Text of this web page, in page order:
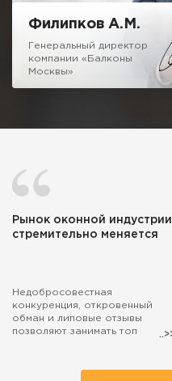
Филипков А.М.
Генеральный директор
компании «Балконы
Москвы»
Рынок оконной индустрии
стремительно меняется
Недобросовестная
конкуренция, откровенный
обман и липовые отзывы
позволяют занимать топ
действительно занятые